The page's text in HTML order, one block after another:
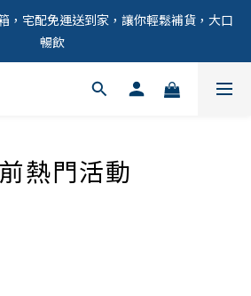
，宅配免運送到家，讓你輕鬆補貨，大口
暢飲
熱門活動